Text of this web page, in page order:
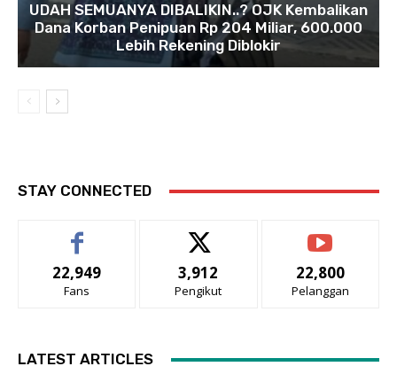
UDAH SEMUANYA DIBALIKIN..? OJK Kembalikan
Dana Korban Penipuan Rp 204 Miliar, 600.000
Lebih Rekening Diblokir
STAY CONNECTED
22,949
Fans
3,912
Pengikut
22,800
Pelanggan
LATEST ARTICLES